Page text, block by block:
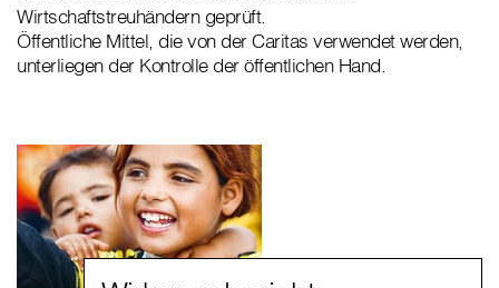
Wirtschaftstreuhändern geprüft.
Öffentliche Mittel, die von der Caritas verwendet werden,
unterliegen der Kontrolle der öffentlichen Hand.